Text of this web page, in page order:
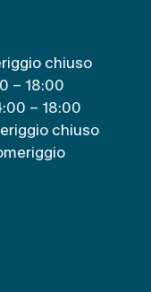
chiuso
– 18:00
– 18:00
chiuso